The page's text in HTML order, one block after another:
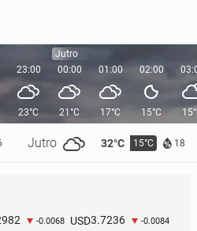
Jutro 32°C 15°C 18
23:00
23°C
Jutro
00:00
21°C
01:00
17°C
02:00
15°C
-0.0068 USD3.7236 -0.0084